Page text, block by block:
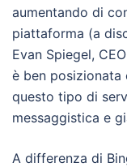
aumentando di
piattaforma (a
Evan Spiegel,
è ben
questo tipo di
messaggistica e
A differenza di